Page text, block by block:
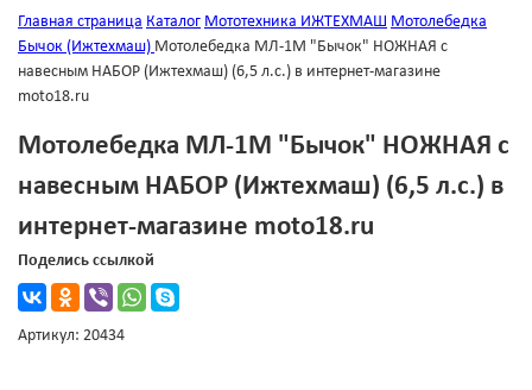
Главная страница Каталог Мототехника ИЖТЕХМАШ Мотолебедка
Бычок (Ижтехмаш) Мотолебедка МЛ-1М "Бычок" НОЖНАЯ с
навесным НАБОР (Ижтехмаш) (6,5 л.с.) в интернет-магазине
moto18.ru
Мотолебедка МЛ-1М "Бычок" НОЖНАЯ с
навесным НАБОР (Ижтехмаш) (6,5 л.с.) в
интернет-магазине moto18.ru
Поделись ссылкой
Артикул: 20434